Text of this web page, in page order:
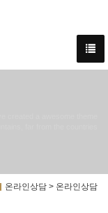
온라인상담 > 온라인상담